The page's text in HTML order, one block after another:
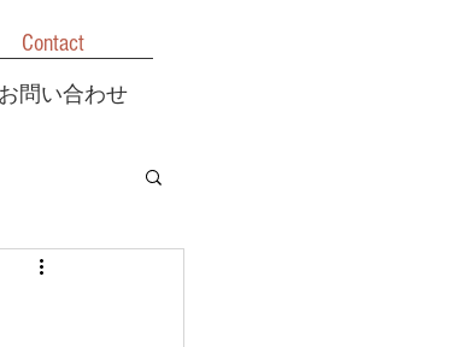
お問い合わせ
Contact